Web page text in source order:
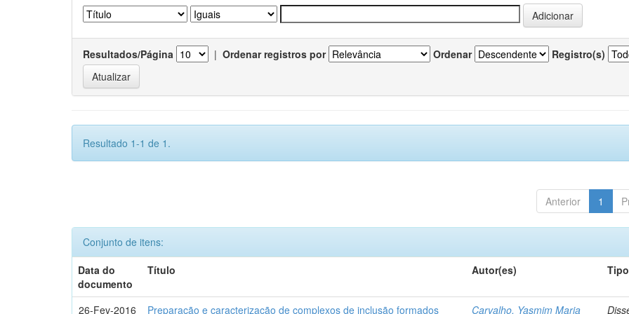
Resultados/Página | Ordenar registros por Ordenar Registro(s)
Resultado 1-1 de 1.
Anterior 1
Conjunto de itens:
Data do
documento
Título Autor(es) Tipo
26-Fev-2016 Preparação e caracterização de complexos de inclusão formados Carvalho, Yasmim Maria